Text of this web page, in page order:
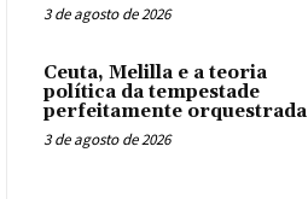
3 de agosto de 2026
Ceuta, Melilla e a teoria
política da tempestade
perfeitamente orquestrada
3 de agosto de 2026